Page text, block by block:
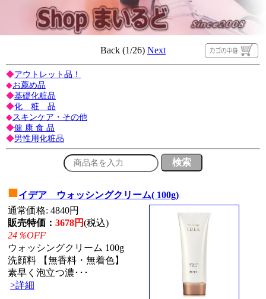
Back (1/26) Next
◆アウトレット品！
◆お薦め品
◆基礎化粧品
◆化 粧 品
◆スキンケア・その他
◆健 康 食 品
◆男性用化粧品
■イデア ウォッシングクリーム( 100g)
通常価格: 4840円
販売特価： 3678円(税込)
24％OFF
ウォッシングクリーム 100g
洗顔料 【無香料・無着色】
素早く泡立つ濃･･･
>詳細